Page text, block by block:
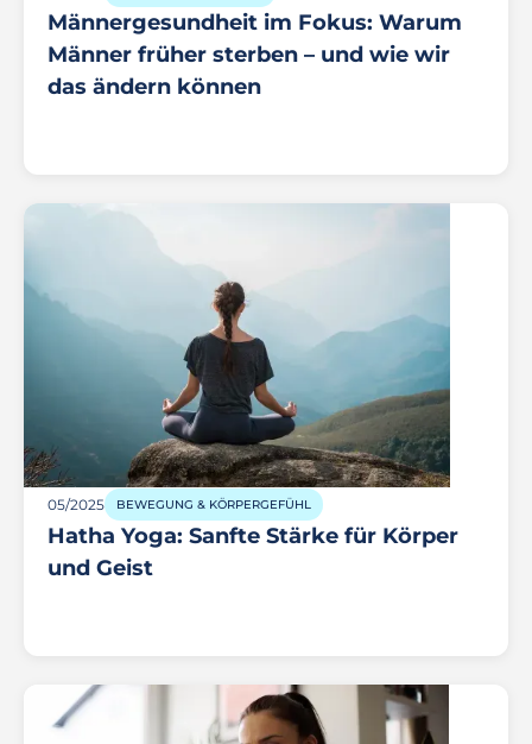
Männergesundheit im Fokus: Warum
Männer früher sterben – und wie wir
das ändern können
05/2025 BEWEGUNG & KÖRPERGEFÜHL
Hatha Yoga: Sanfte Stärke für Körper
und Geist